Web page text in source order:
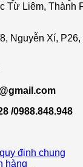
Từ Liêm, Thành
Nguyễn Xí, P26,
/0988.848.948
định chung
hàng